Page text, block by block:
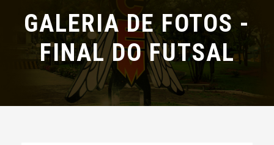
GALERIA DE FOTOS -
FINAL DO FUTSAL